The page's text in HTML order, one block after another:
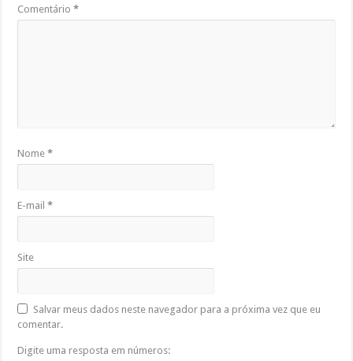
Comentário*
Nome*
E-mail*
Site
Salvar meus dados neste navegador para a próxima vez que eu
comentar.
Digite uma resposta em números: